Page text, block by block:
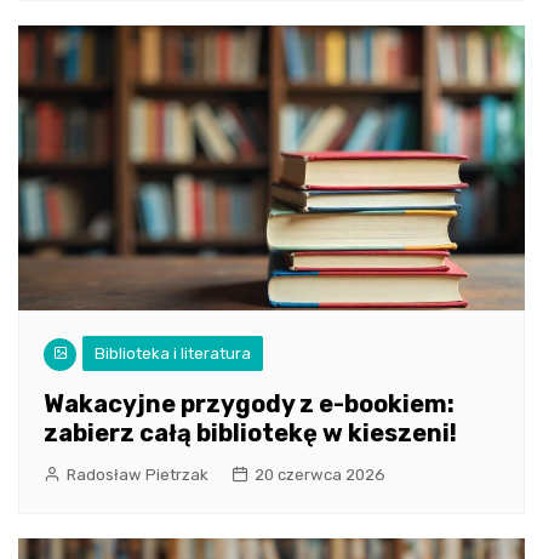
Biblioteka i literatura
Wakacyjne przygody z e-bookiem:
zabierz całą bibliotekę w kieszeni!
Radosław Pietrzak 20 czerwca 2026